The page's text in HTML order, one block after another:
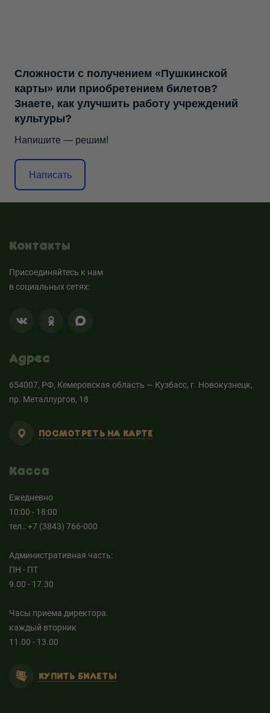
Сложности с получением «Пушкинской
карты» или приобретением билетов?
Знаете, как улучшить работу учреждений
культуры?
Напишите — решим!
Написать
Контакты
Присоединяйтесь к нам
в социальных сетях:
Адрес
654007, РФ, Кемеровская область — Кузбасс, г. Новокузнецк,
пр. Металлургов, 18
ПОСМОТРЕТЬ НА КАРТЕ
Касса
Ежедневно
10:00 - 18:00
тел.: +7 (3843) 766-000
Административная часть:
ПН - ПТ
9.00 - 17.30
Часы приема директора:
каждый вторник
11.00 - 13.00
КУПИТЬ БИЛЕТЫ